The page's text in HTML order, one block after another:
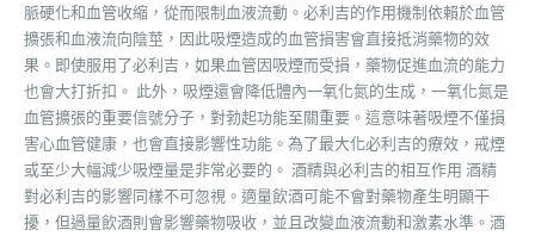
脈硬化和血管收縮，從而限制血液流動。必利吉的作用機制依賴於血管
擴張和血液流向陰莖，因此吸煙造成的血管損害會直接抵消藥物的效
果。即使服用了必利吉，如果血管因吸煙而受損，藥物促進血流的能力
也會大打折扣。 此外，吸煙還會降低體內一氧化氮的生成，一氧化氮是
血管擴張的重要信號分子，對勃起功能至關重要。這意味著吸煙不僅損
害心血管健康，也會直接影響性功能。為了最大化必利吉的療效，戒煙
或至少大幅減少吸煙量是非常必要的。 酒精與必利吉的相互作用 酒精
對必利吉的影響同樣不可忽視。適量飲酒可能不會對藥物產生明顯干
擾，但過量飲酒則會影響藥物吸收，並且改變血液流動和激素水準。酒